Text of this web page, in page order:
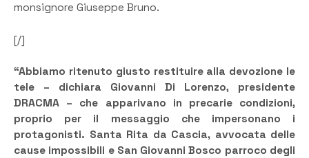
monsignore Giuseppe Bruno.
[/]
“Abbiamo ritenuto giusto restituire alla devozione le
tele – dichiara Giovanni Di Lorenzo, presidente
DRACMA – che apparivano in precarie condizioni,
proprio per il messaggio che impersonano i
protagonisti. Santa Rita da Cascia, avvocata delle
cause impossibili e San Giovanni Bosco parroco degli